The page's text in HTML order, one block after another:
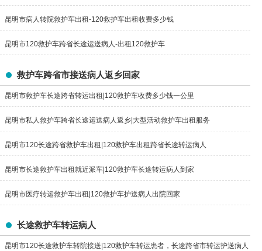
昆明市病人转院救护车出租-120救护车出租收费多少钱
昆明市120救护车跨省长途运送病人-出租120救护车
救护车跨省市接送病人返乡回家
昆明市救护车长途跨省转运出租|120救护车收费多少钱一公里
昆明市私人救护车跨省长途运送病人返乡|大型活动救护车出租服务
昆明市120长途跨省救护车出租|120救护车出租跨省长途转运病人
昆明市长途救护车出租就近派车|120救护车长途转运病人到家
昆明市医疗转运救护车出租|120救护车护送病人出院回家
长途救护车转运病人
昆明市120长途救护车转院接送|120救护车转运患者，长途跨省市转运护送病人